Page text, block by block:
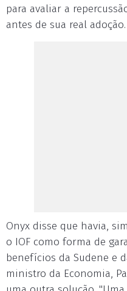
para avaliar a
antes de sua real adoção.
Onyx disse que havia,
o IOF como forma de
benefícios da Sudene e
ministro da Economia,